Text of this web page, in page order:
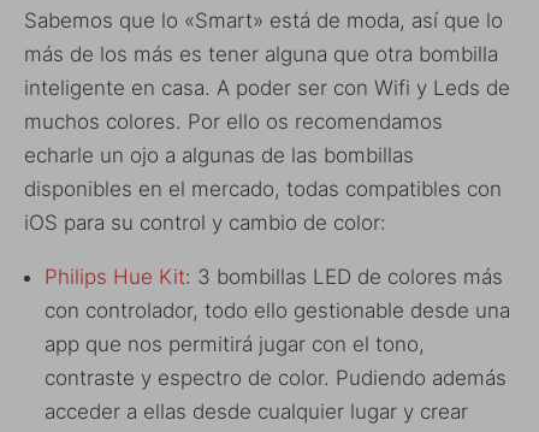
Sabemos que lo «Smart» está de moda, así que lo
más de los más es tener alguna que otra bombilla
inteligente en casa. A poder ser con Wifi y Leds de
muchos colores. Por ello os recomendamos
echarle un ojo a algunas de las bombillas
disponibles en el mercado, todas compatibles con
iOS para su control y cambio de color:
Philips Hue Kit: 3 bombillas LED de colores más
con controlador, todo ello gestionable desde una
app que nos permitirá jugar con el tono,
contraste y espectro de color. Pudiendo además
acceder a ellas desde cualquier lugar y crear